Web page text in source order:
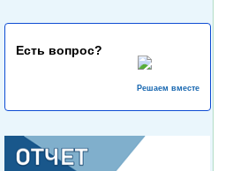
Есть вопрос?
Решаем вместе